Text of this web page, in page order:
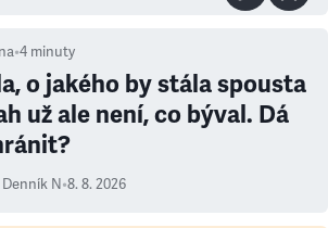
•4 minuty
o jakého by stála spousta
už ale není, co býval. Dá
Denník N•8. 8. 2026